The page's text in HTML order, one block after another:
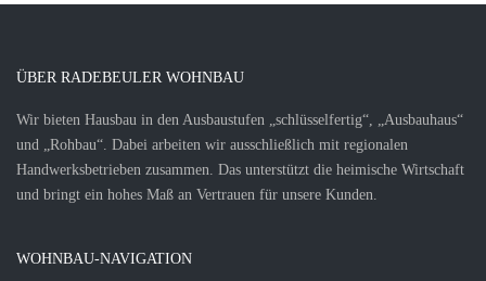
ÜBER RADEBEULER WOHNBAU
Wir bieten Hausbau in den Ausbaustufen „schlüsselfertig“, „Ausbauhaus“
und „Rohbau“. Dabei arbeiten wir ausschließlich mit regionalen
Handwerksbetrieben zusammen. Das unterstützt die heimische Wirtschaft
und bringt ein hohes Maß an Vertrauen für unsere Kunden.
WOHNBAU-NAVIGATION